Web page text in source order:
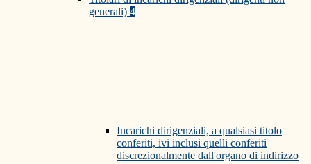
generali) 4
Incarichi dirigenziali, a qualsiasi titolo
conferiti, ivi inclusi quelli conferiti
discrezionalmente dall'organo di indirizzo